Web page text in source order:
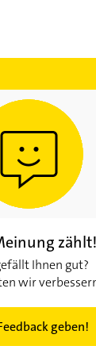
zählt!
Ihnen gut?
wir
geben!